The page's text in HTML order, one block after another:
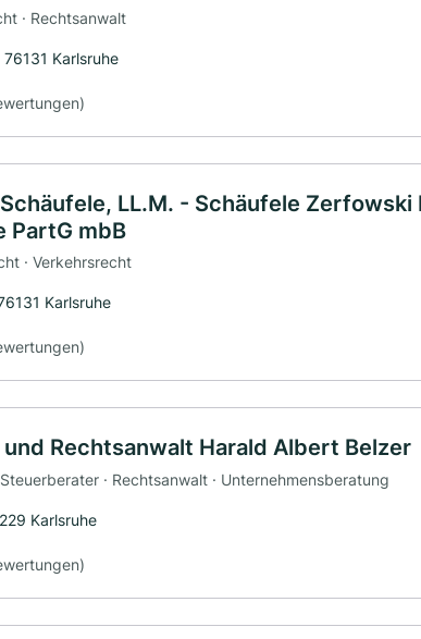
· Rechtsanwalt
Karlsruhe
LL.M. - Schäufele Zerfowski
PartG mbB
· Verkehrsrecht
Karlsruhe
Rechtsanwalt Harald Albert Belzer
· Rechtsanwalt · Unternehmensberatung
Karlsruhe